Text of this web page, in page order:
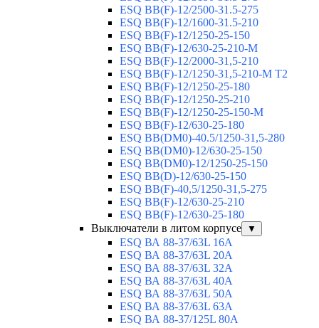
ESQ ВВ(F)-12/2500-31.5-275
ESQ ВВ(F)-12/1600-31.5-210
ESQ ВВ(F)-12/1250-25-150
ESQ BB(F)-12/630-25-210-М
ESQ BB(F)-12/2000-31,5-210
ESQ BB(F)-12/1250-31,5-210-М T2
ESQ BB(F)-12/1250-25-180
ESQ ВВ(F)-12/1250-25-210
ESQ ВВ(F)-12/1250-25-150-М
ESQ BB(F)-12/630-25-180
ESQ ВВ(DM0)-40.5/1250-31,5-280
ESQ ВВ(DM0)-12/630-25-150
ESQ ВВ(DM0)-12/1250-25-150
ESQ BB(D)-12/630-25-150
ESQ ВВ(F)-40,5/1250-31,5-275
ESQ ВВ(F)-12/630-25-210
ESQ ВВ(F)-12/630-25-180
Выключатели в литом корпусе
▼
ESQ ВА 88-37/63L 16A
ESQ ВА 88-37/63L 20A
ESQ ВА 88-37/63L 32A
ESQ ВА 88-37/63L 40A
ESQ ВА 88-37/63L 50A
ESQ ВА 88-37/63L 63A
ESQ ВА 88-37/125L 80A